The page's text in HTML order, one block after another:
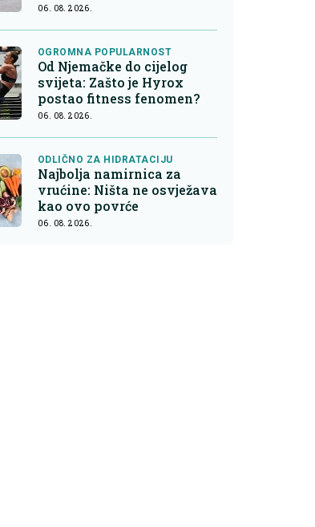
06. 08. 2026.
OGROMNA POPULARNOST
Od Njemačke do cijelog
svijeta: Zašto je Hyrox
postao fitness fenomen?
06. 08. 2026.
ODLIČNO ZA HIDRATACIJU
Najbolja namirnica za
vrućine: Ništa ne osvježava
kao ovo povrće
06. 08. 2026.